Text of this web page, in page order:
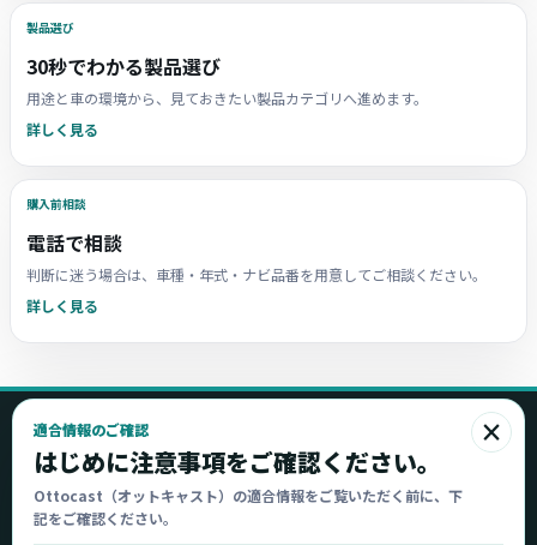
製品選び
30秒でわかる製品選び
用途と車の環境から、見ておきたい製品カテゴリへ進めます。
詳しく見る
購入前相談
電話で相談
判断に迷う場合は、車種・年式・ナビ品番を用意してご相談ください。
詳しく見る
×
適合情報のご確認
はじめに注意事項をご確認ください。
Ottocast（オットキャスト）の適合情報をご覧いただく前に、下
記をご確認ください。
Ottocast
オットキャスト
Ottocast正規販売代理店 Azgate株式会社